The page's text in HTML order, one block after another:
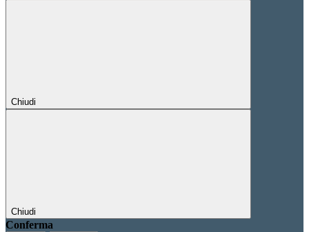
Chiudi
Chiudi
Conferma